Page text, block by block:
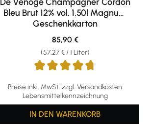
Bleu Brut 12% vol. 1,50l Magnum
Geschenkkarton
Preise inkl. MwSt. zzgl. Versandkosten
Lebensmittelkennzeichnung
(57,27 € / 1 Liter)
Regulärer Preis:
85,90 €
IN DEN WARENKORB